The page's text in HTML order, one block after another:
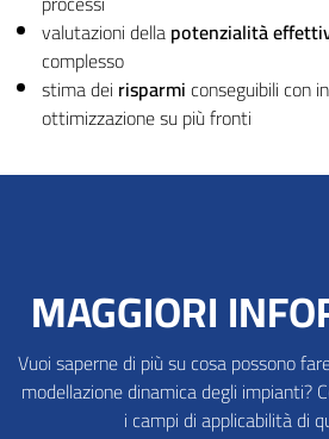
valutazioni dellapotenzialità
complesso
stima dei risparmi conseguibili con
ottimizzazione su più fronti
MAGGIORI
Vuoi saperne di più su cosa possono
modellazione dinamica degli impianti?
i campi di applicabilità di